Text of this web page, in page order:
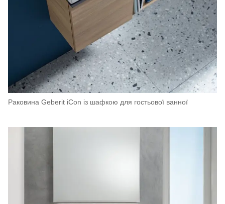
Раковина Geberit iCon із шафкою для гостьової ванної